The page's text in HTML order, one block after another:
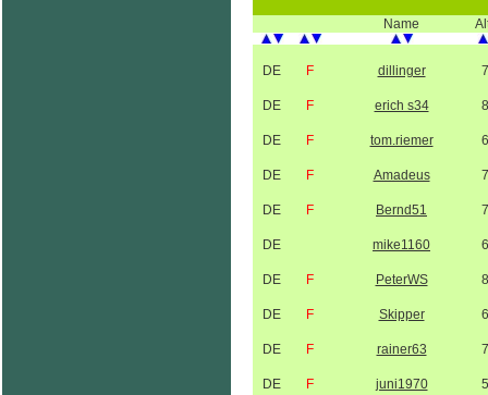
Name
DE F dillinger
DE F erich s34
DE F tom.riemer
DE F Amadeus
DE F Bernd51
DE mike1160
DE F PeterWS
DE F Skipper
DE F rainer63
DE F juni1970